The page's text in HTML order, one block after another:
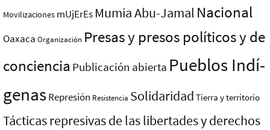
Movilizaciones mUjErEs Mumia Abu-Jamal Nacional
Oaxaca Organización Presas y presos polí­ticos y de
conciencia Publicación abierta Pueblos Indí­
genasRepresión Resistencia Solidaridad Tierra y territorio
Tácticas represivas de las libertades y derechos